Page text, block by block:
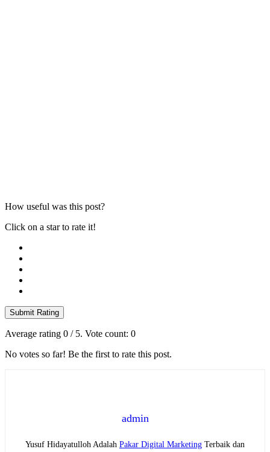
How useful was this post?
Click on a star to rate it!
Submit Rating
Average rating 0 / 5. Vote count: 0
No votes so far! Be the first to rate this post.
admin
Yusuf Hidayatulloh Adalah Pakar Digital Marketing Terbaik dan